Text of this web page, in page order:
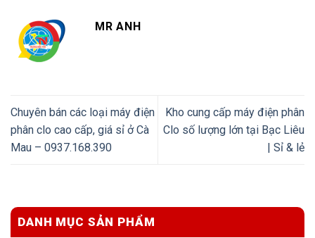
MR ANH
Chuyên bán các loại máy điện
phân clo cao cấp, giá sỉ ở Cà
Mau – 0937.168.390
Kho cung cấp máy điện phân
Clo số lượng lớn tại Bạc Liêu
| Sỉ & lẻ
DANH MỤC SẢN PHẨM